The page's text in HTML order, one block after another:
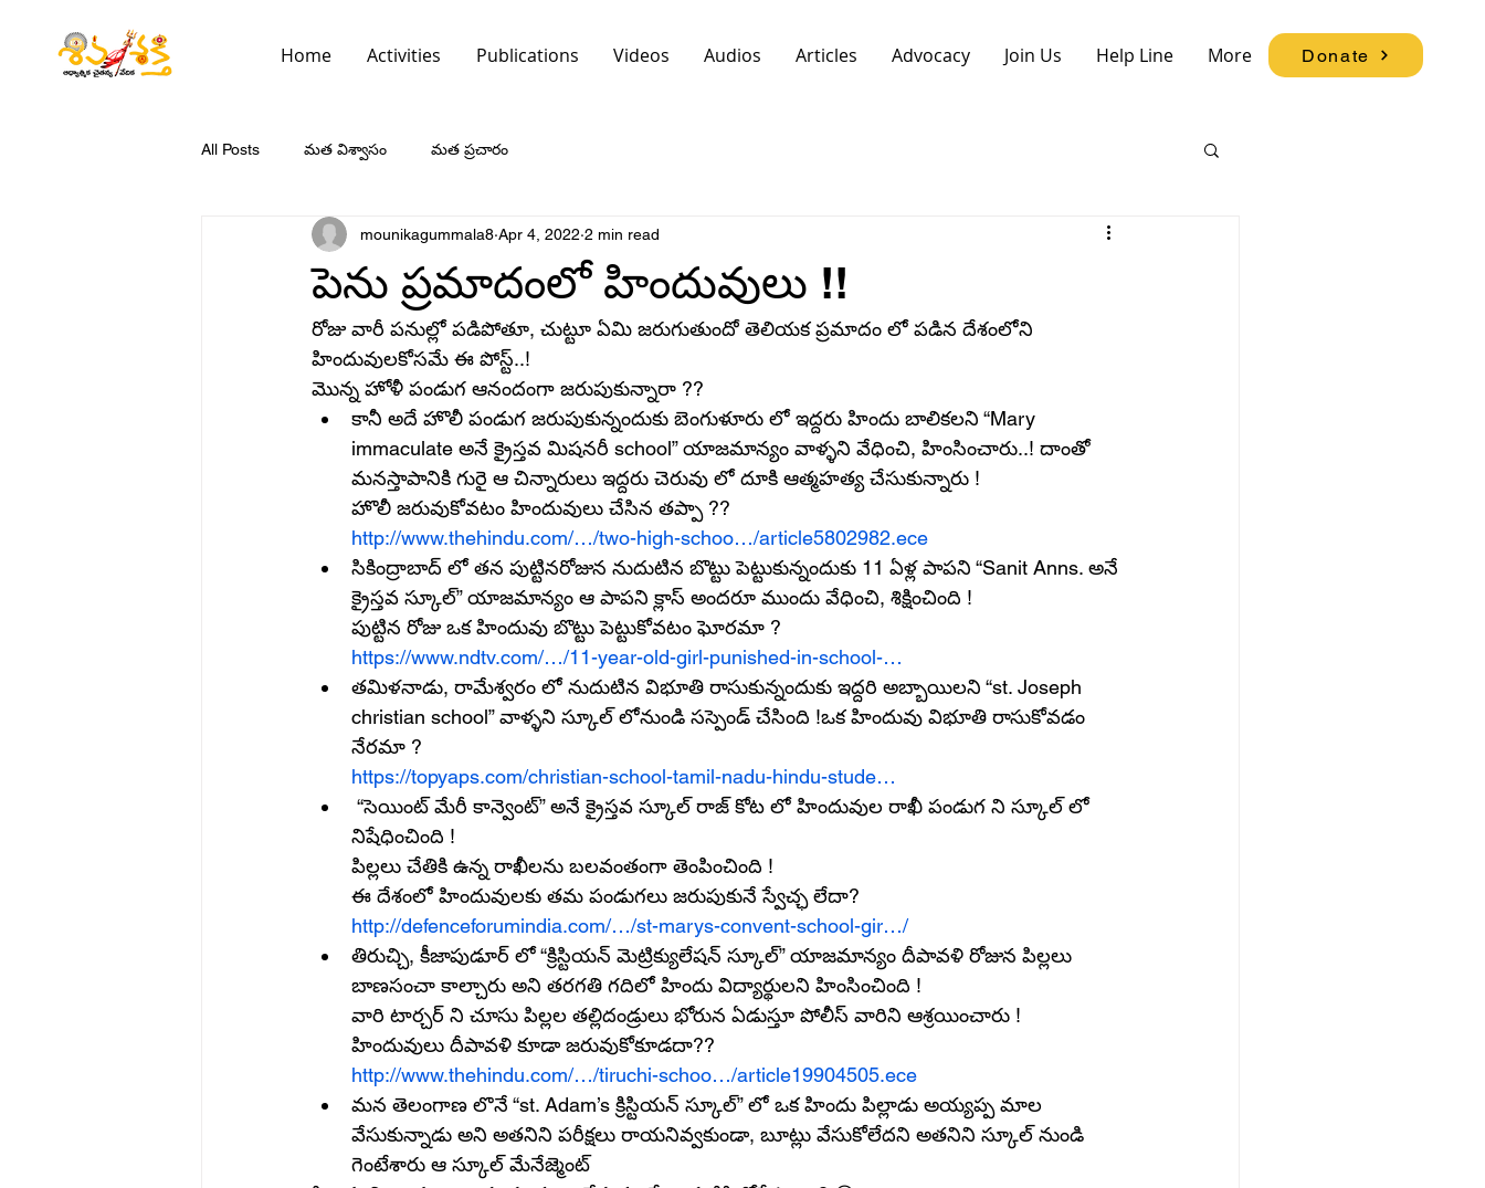
Home Activities Publications Videos Audios Articles Advocacy Join Us Help Line More Donate
All Posts మత విశ్వాసం మత ప్రచారం
పెను ప్రమాదంలో హిందువులు !!
mounikagummala8 Apr 4, 2022 2 min read
రోజు వారీ పనుల్లో పడిపోతూ, చుట్టూ ఏమి జరుగుతుందో తెలియక ప్రమాదం లో పడిన దేశంలోని
హిందువులకోసమే ఈ పోస్ట్..!
మొన్న హోళీ పండుగ ఆనందంగా జరుపుకున్నారా ??
కానీ అదే హొలీ పండుగ జరుపుకున్నందుకు బెంగుళూరు లో ఇద్దరు హిందు బాలికలని “Mary
immaculate అనే క్రైస్తవ మిషనరీ school” యాజమాన్యం వాళ్ళని వేధించి, హింసించారు..! దాంతో
మనస్తాపానికి గురై ఆ చిన్నారులు ఇద్దరు చెరువు లో దూకి ఆత్మహత్య చేసుకున్నారు !
హొలీ జరువుకోవటం హిందువులు చేసిన తప్పా ??
http://www.thehindu.com/…/two-high-schoo…/article5802982.ece
సికింద్రాబాద్ లో తన పుట్టినరోజున నుదుటిన బొట్టు పెట్టుకున్నందుకు 11 ఏళ్ల పాపని “Sanit Anns. అనే
క్రైస్తవ స్కూల్” యాజమాన్యం ఆ పాపని క్లాస్ అందరూ ముందు వేధించి, శిక్షించింది !
పుట్టిన రోజు ఒక హిందువు బొట్టు పెట్టుకోవటం ఘోరమా ?
https://www.ndtv.com/…/11-year-old-girl-punished-in-school-…
తమిళనాడు, రామేశ్వరం లో నుదుటిన విభూతి రాసుకున్నందుకు ఇద్దరి అబ్బాయిలని “st. Joseph
christian school” వాళ్ళని స్కూల్ లోనుండి సస్పెండ్ చేసింది !ఒక హిందువు విభూతి రాసుకోవడం
నేరమా ?
https://topyaps.com/christian-school-tamil-nadu-hindu-stude…
నిషేధించింది !
పిల్లలు చేతికి ఉన్న రాఖీలను బలవంతంగా తెంపించింది !
ఈ దేశంలో హిందువులకు తమ పండుగలు జరుపుకునే స్వేచ్ఛ లేదా?
http://defenceforumindia.com/…/st-marys-convent-school-gir…/
తిరుచ్చి, కీజాపుడూర్ లో “క్రిస్టియన్ మెట్రిక్యులేషన్ స్కూల్” యాజమాన్యం దీపావళి రోజున పిల్లలు
బాణసంచా కాల్చారు అని తరగతి గదిలో హిందు విద్యార్థులని హింసించింది !
వారి టార్చర్ ని చూసు పిల్లల తల్లిదండ్రులు భోరున ఏడుస్తూ పోలీస్ వారిని ఆశ్రయించారు !
హిందువులు దీపావళి కూడా జరువుకోకూడదా??
http://www.thehindu.com/…/tiruchi-schoo…/article19904505.ece
మన తెలంగాణ లొనే “st. Adam’s క్రిస్టియన్ స్కూల్” లో ఒక హిందు పిల్లాడు అయ్యప్ప మాల
వేసుకున్నాడు అని అతనిని పరీక్షలు రాయనివ్వకుండా, బూట్లు వేసుకోలేదని అతనిని స్కూల్ నుండి
గెంటేశారు ఆ స్కూల్ మేనేజ్మెంట్